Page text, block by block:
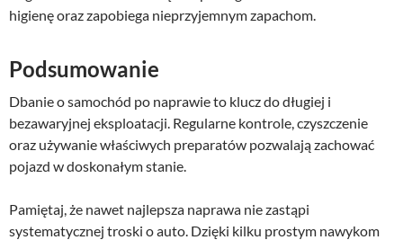
higienę oraz zapobiega nieprzyjemnym zapachom.
Podsumowanie
Dbanie o samochód po naprawie to klucz do długiej i
bezawaryjnej eksploatacji. Regularne kontrole, czyszczenie
oraz używanie właściwych preparatów pozwalają zachować
pojazd w doskonałym stanie.
Pamiętaj, że nawet najlepsza naprawa nie zastąpi
systematycznej troski o auto. Dzięki kilku prostym nawykom